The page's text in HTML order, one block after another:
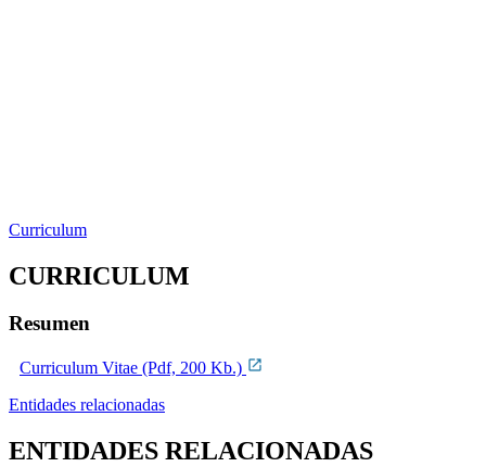
Curriculum
CURRICULUM
Resumen
Curriculum Vitae (Pdf, 200 Kb.)
Entidades relacionadas
ENTIDADES RELACIONADAS